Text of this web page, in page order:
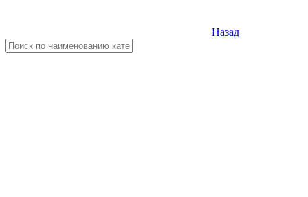
Назад